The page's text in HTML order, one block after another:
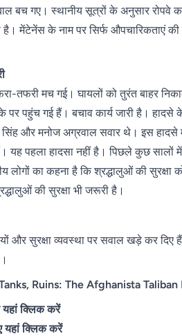
बच गए। स्थानीय सूत्रों के अनुसार रोपवे
है। मेंटेनेंस के नाम पर सिर्फ औपचारिकताएं
तफरी मच गई। घायलों को तुरंत बाहर
पहुंच गई हैं। बचाव कार्य जारी है। हादसे के
सिंह और मनोज अग्रवाल सवार थे। इस
यह पहला हादसा नहीं है। पिछले कुछ
लोगों का कहना है कि श्रद्धालुओं की
की सुरक्षा भी जरूरी है।
और सुरक्षा व्यवस्था पर सवाल खड़े कर दिए
Ruins: The Afghanista
क्लिक करें
यहां क्लिक करें